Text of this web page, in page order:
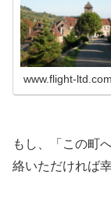
www.flight-ltd.com
もし、「この町
絡いただければ